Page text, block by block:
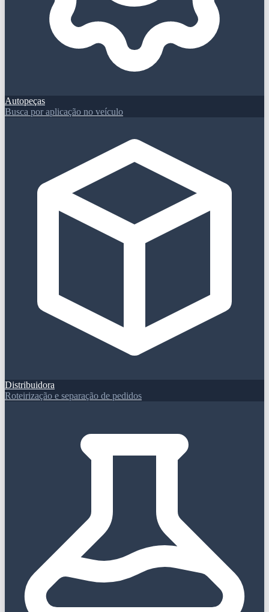
Autopeças
Busca por aplicação no veículo
Distribuidora
Roteirização e separação de pedidos